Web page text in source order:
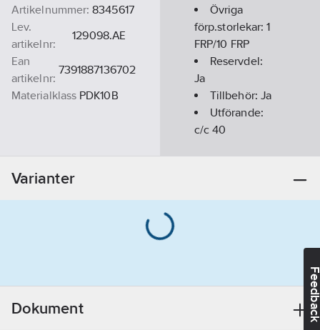
Artikelnummer: 8345617
Lev.
artikelnr:
129098.AE
Ean
artikelnr:
7391887136702
Materialklass PDK10B
Övriga
förp.storlekar:1
FRP/10 FRP
Reservdel:
Ja
Tillbehör: Ja
Utförande:
c/c 40
Bly
Informationsplikt:
Varianter
Dokument